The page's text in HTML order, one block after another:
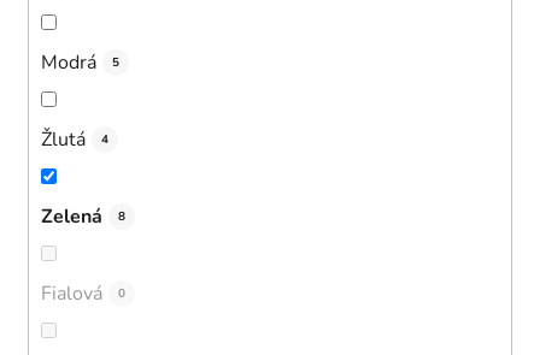
Modrá 5
Žlutá 4
Zelená 8
Fialová 0